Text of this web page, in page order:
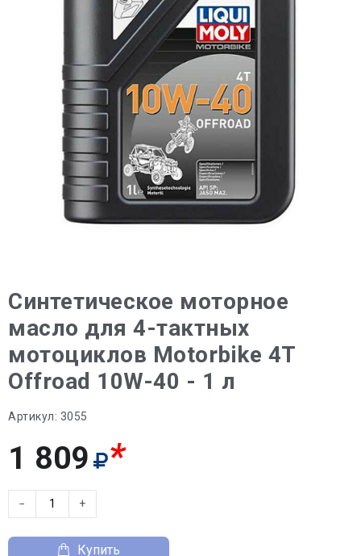
Синтетическое моторное
масло для 4-тактных
мотоциклов Motorbike 4T
Offroad 10W-40 - 1 л
Артикул: 3055
1 809 *
− +
Купить